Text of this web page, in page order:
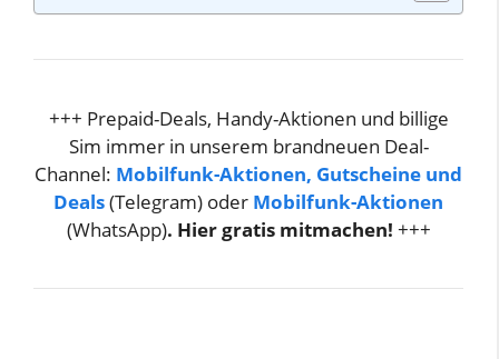
+++ Prepaid-Deals, Handy-Aktionen und billige
Sim immer in unserem brandneuen Deal-
Channel: Mobilfunk-Aktionen, Gutscheine und
Deals(Telegram) oder Mobilfunk-Aktionen
(WhatsApp). Hier gratis mitmachen! +++